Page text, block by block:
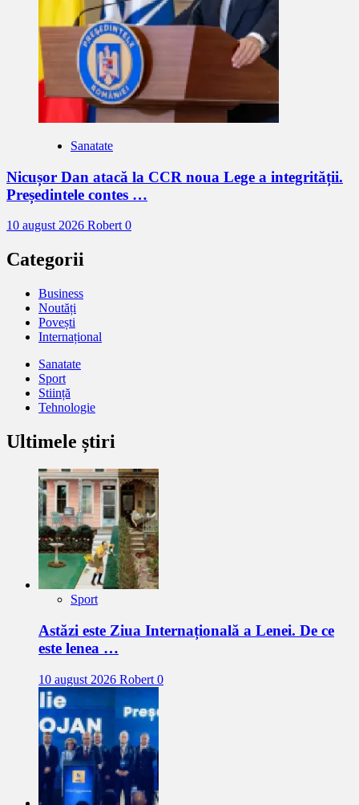
Sanatate
Nicușor Dan atacă la CCR noua Lege a integrității.
Președintele contes …
10 august 2026 Robert0
Categorii
Business
Noutăți
Povești
Internațional
Sanatate
Sport
Stiință
Tehnologie
Ultimele știri
Sport
Astăzi este Ziua Internațională a Lenei. De ce
este lenea …
10 august 2026 Robert 0